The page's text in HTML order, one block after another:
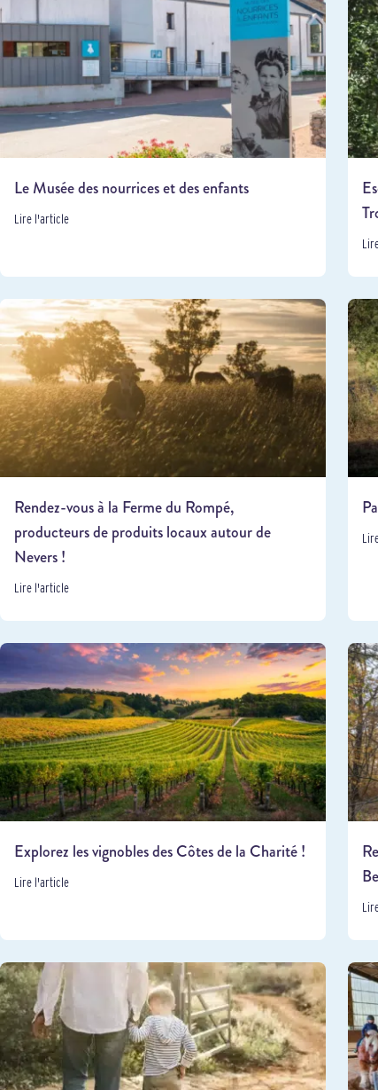
Le Musée des nourrices et des enfants
Lire l'article
Rendez-vous à la Ferme du Rompé,
producteurs de produits locaux autour de
Nevers !
Lire l'article
Explorez les vignobles des Côtes de la Charité !
Lire l'article